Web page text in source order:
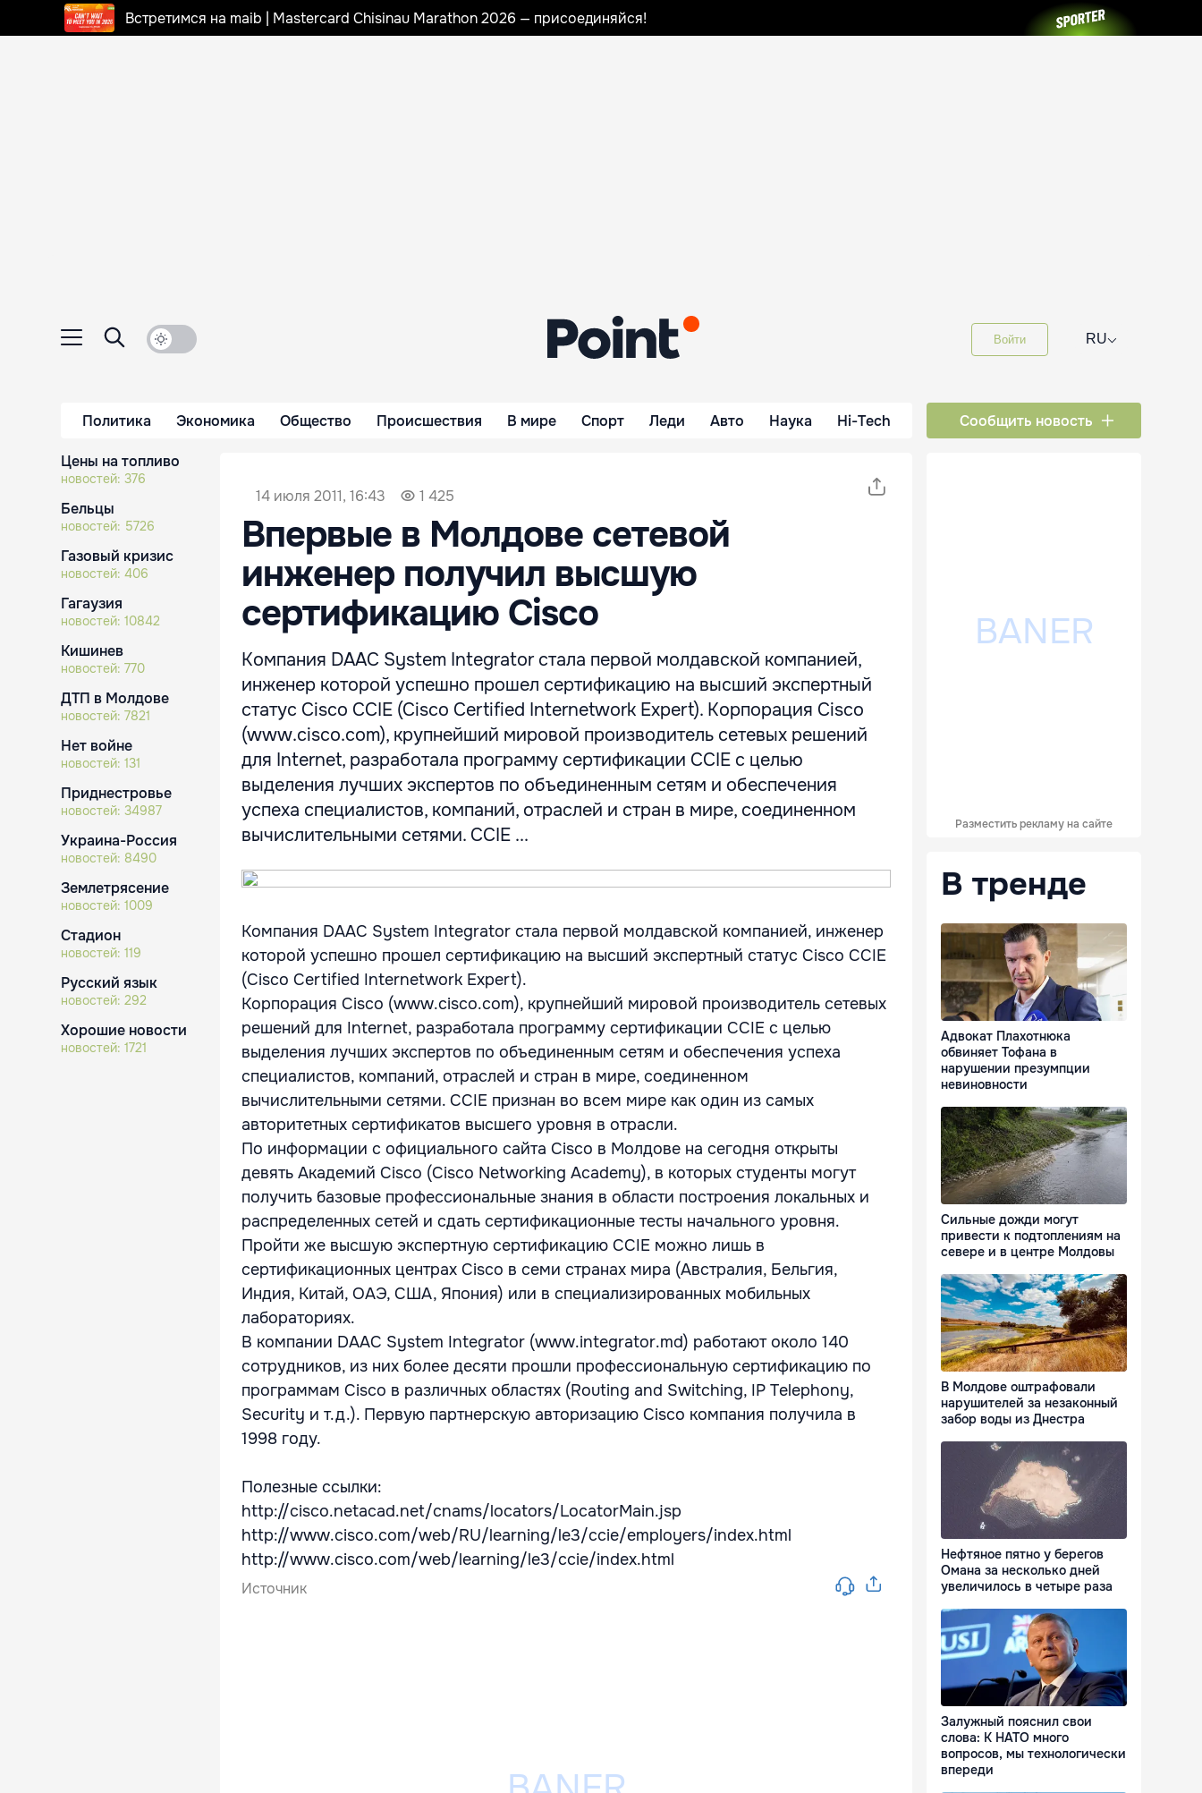
Встретимся на maib | Mastercard Chisinau Marathon 2026 — присоединяйся!
Войти RU⌵
Политика Экономика Общество Происшествия В мире Спорт Леди Авто Наука Hi-Tech Сообщить новость
Цены на топливо
новостей: 376
Бельцы
новостей: 5726
Газовый кризис
новостей: 406
Гагаузия
новостей: 10842
Кишинев
новостей: 770
ДТП в Молдове
новостей: 7821
Нет войне
новостей: 131
Приднестровье
новостей: 34987
Украина-Россия
новостей: 8490
Землетрясение
новостей: 1009
Стадион
новостей: 119
Русский язык
новостей: 292
Хорошие новости
новостей: 1721
14 июля 2011, 16:43 1 425
Впервые в Молдове сетевой
инженер получил высшую
сертификацию Cisco
Компания DAAC System Integrator стала первой молдавской компанией,
инженер которой успешно прошел сертификацию на высший экспертный
статус Cisco CCIE (Cisco Certified Internetwork Expert). Корпорация Cisco
(www.cisco.com), крупнейший мировой производитель сетевых решений
для Internet, разработала программу сертификации CCIE с целью
выделения лучших экспертов по объединенным сетям и обеспечения
успеха специалистов, компаний, отраслей и стран в мире, соединенном
вычислительными сетями. CCIE ...
Компания DAAC System Integrator стала первой молдавской компанией, инженер
которой успешно прошел сертификацию на высший экспертный статус Cisco CCIE
(Cisco Certified Internetwork Expert).
Корпорация Cisco (www.cisco.com), крупнейший мировой производитель сетевых
решений для Internet, разработала программу сертификации CCIE с целью
выделения лучших экспертов по объединенным сетям и обеспечения успеха
специалистов, компаний, отраслей и стран в мире, соединенном
вычислительными сетями. CCIE признан во всем мире как один из самых
авторитетных сертификатов высшего уровня в отрасли.
По информации с официального сайта Cisco в Молдове на сегодня открыты
девять Академий Cisco (Cisco Networking Academy), в которых студенты могут
получить базовые профессиональные знания в области построения локальных и
распределенных сетей и сдать сертификационные тесты начального уровня.
Пройти же высшую экспертную сертификацию CCIE можно лишь в
сертификационных центрах Cisco в семи странах мира (Австралия, Бельгия,
Индия, Китай, ОАЭ, США, Япония) или в специализированных мобильных
лабораториях.
В компании DAAC System Integrator (www.integrator.md) работают около 140
сотрудников, из них более десяти прошли профессиональную сертификацию по
программам Cisco в различных областях (Routing and Switching, IP Telephony,
Security и т.д.). Первую партнерскую авторизацию Cisco компания получила в
1998 году.
Полезные ссылки:
http://cisco.netacad.net/cnams/locators/LocatorMain.jsp
http://www.cisco.com/web/RU/learning/le3/ccie/employers/index.html
http://www.cisco.com/web/learning/le3/ccie/index.html
Источник
Разместить рекламу на сайте
В тренде
Адвокат Плахотнюка
обвиняет Тофана в
нарушении презумпции
невиновности
Сильные дожди могут
привести к подтоплениям на
севере и в центре Молдовы
В Молдове оштрафовали
нарушителей за незаконный
забор воды из Днестра
Нефтяное пятно у берегов
Омана за несколько дней
увеличилось в четыре раза
Залужный пояснил свои
слова: К НАТО много
вопросов, мы технологически
впереди